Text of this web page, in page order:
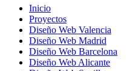
Inicio
Proyectos
Diseño Web Valencia
Diseño Web Madrid
Diseño Web Barcelona
Diseño Web Alicante